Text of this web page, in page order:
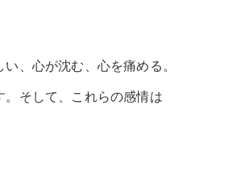
、心が沈む、心を痛める。
。そして、これらの感情は